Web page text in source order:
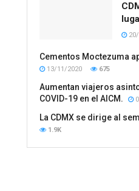
20/
Cementos Moctezuma
13/11/2020 675
Aumentan viajeros
COVID-19 en el AICM.
La CDMX se dirige al
1.9K